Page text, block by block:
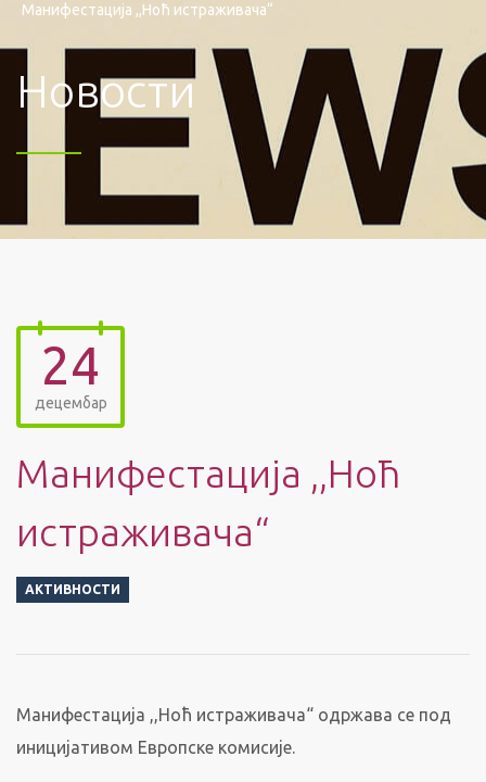
Манифестација ,,Ноћ истраживача“
Новости
24
децембар
Манифестација ,,Ноћ
истраживача“
АКТИВНОСТИ
Манифестација ,,Ноћ истраживача“ одржава се под
иницијативом Европске комисије.